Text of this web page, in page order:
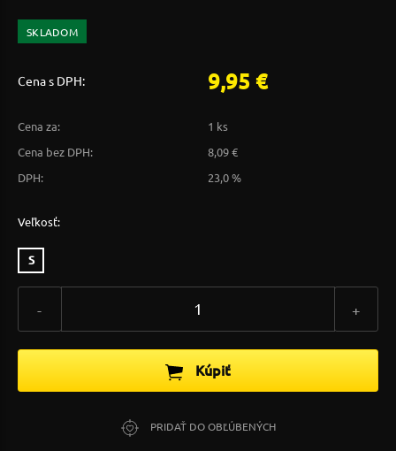
SKLADOM
Cena s DPH: 9,95 €
Cena za:
1 ks
Cena bez DPH:
8,09 €
DPH:
23,0 %
Veľkosť:
S
- +
Kúpiť
PRIDAŤ DO OBĽÚBENÝCH